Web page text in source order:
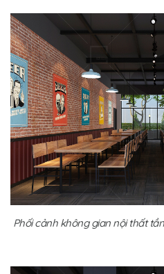
Phối cảnh không gian nội thất